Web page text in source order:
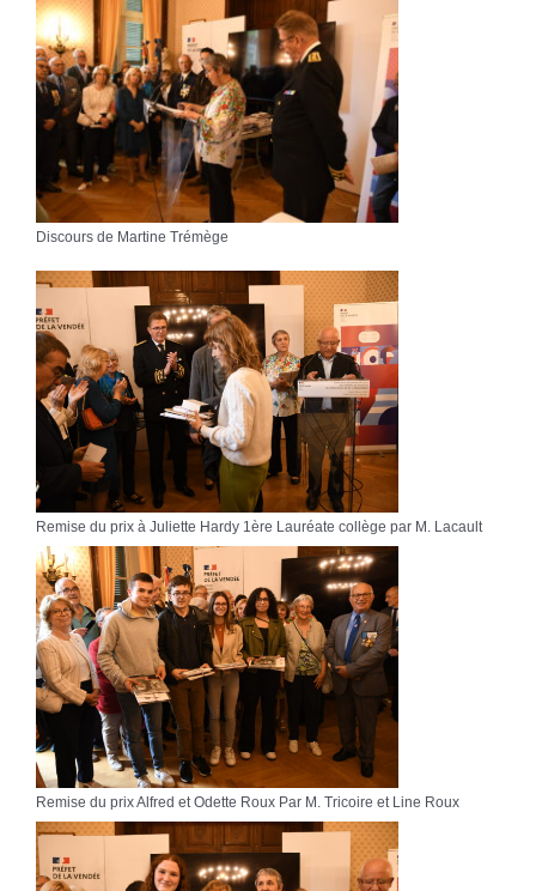
Discours de Martine Trémège
Remise du prix à Juliette Hardy 1ère Lauréate collège par M. Lacault
Remise du prix Alfred et Odette Roux Par M. Tricoire et Line Roux